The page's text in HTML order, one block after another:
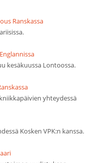
Ranskassa
kesäkuussa Lontoossa.
yhteydessä
Kosken VPK:n kanssa.